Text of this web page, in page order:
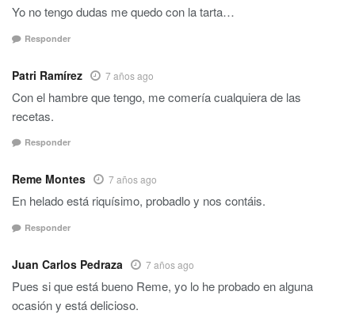
Yo no tengo dudas me quedo con la tarta…
Responder
Patri Ramírez 7 años ago
Con el hambre que tengo, me comería cualquiera de las
recetas.
Responder
Reme Montes 7 años ago
En helado está riquísimo, probadlo y nos contáis.
Responder
Juan Carlos Pedraza 7 años ago
Pues si que está bueno Reme, yo lo he probado en alguna
ocasión y está delicioso.